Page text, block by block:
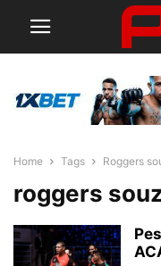
Home Tags Roggers
roggers